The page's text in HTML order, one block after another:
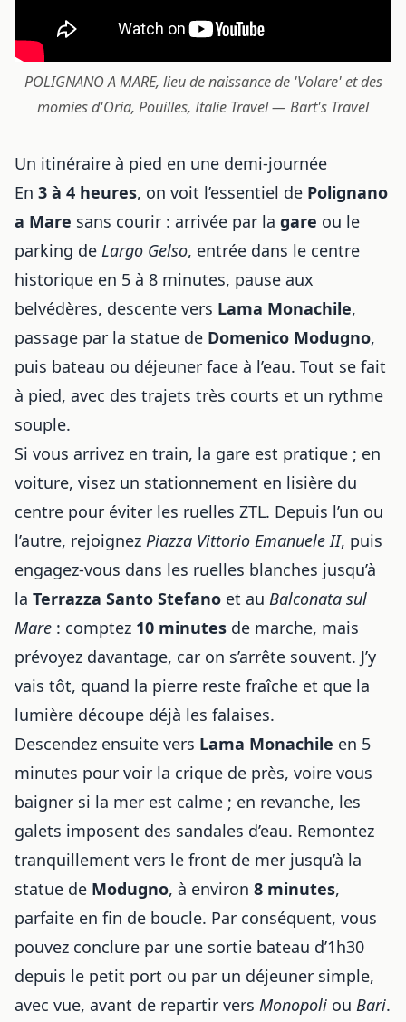
POLIGNANO A MARE, lieu de naissance de 'Volare' et des
momies d'Oria, Pouilles, Italie Travel — Bart's Travel
Un itinéraire à pied en une demi-journée
En 3 à 4 heures, on voit l’essentiel de Polignano
a Mare sans courir : arrivée par la gare ou le
parking de Largo Gelso, entrée dans le centre
historique en 5 à 8 minutes, pause aux
belvédères, descente vers Lama Monachile,
passage par la statue de Domenico Modugno,
puis bateau ou déjeuner face à l’eau. Tout se fait
à pied, avec des trajets très courts et un rythme
souple.
Si vous arrivez en train, la gare est pratique ; en
voiture, visez un stationnement en lisière du
centre pour éviter les ruelles ZTL. Depuis l’un ou
l’autre, rejoignez Piazza Vittorio Emanuele II, puis
engagez-vous dans les ruelles blanches jusqu’à
la Terrazza Santo Stefano et au Balconata sul
Mare : comptez 10 minutes de marche, mais
prévoyez davantage, car on s’arrête souvent. J’y
vais tôt, quand la pierre reste fraîche et que la
lumière découpe déjà les falaises.
Descendez ensuite vers Lama Monachile en 5
minutes pour voir la crique de près, voire vous
baigner si la mer est calme ; en revanche, les
galets imposent des sandales d’eau. Remontez
tranquillement vers le front de mer jusqu’à la
statue de Modugno, à environ 8 minutes,
parfaite en fin de boucle. Par conséquent, vous
pouvez conclure par une sortie bateau d’1h30
depuis le petit port ou par un déjeuner simple,
avec vue, avant de repartir vers Monopoli ou Bari.